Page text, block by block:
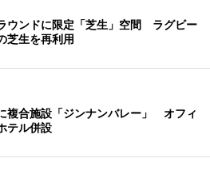
ウンドに限定「芝生」空間 ラグビー
芝生を再利用
複合施設「ジンナンバレー」 オフィ
テル併設